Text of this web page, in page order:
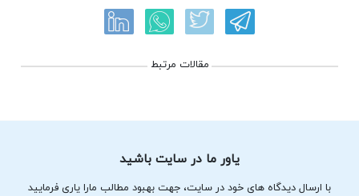
مقالات مرتبط
یاور ما در سایت باشید
با ارسال دیدگاه های خود در سایت، جهت بهبود مطالب مارا یاری فرمایید